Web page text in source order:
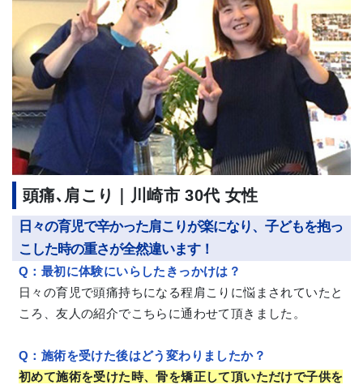
頭痛､肩こり｜川崎市 30代 女性
日々の育児で辛かった肩こりが楽になり、子どもを抱っ
こした時の重さが全然違います！
Q：最初に体験にいらしたきっかけは？
日々の育児で頭痛持ちになる程肩こりに悩まされていたと
ころ、友人の紹介でこちらに通わせて頂きました。
Q ： 施術を受けた後はどう変わりましたか？
初めて施術を受けた時、骨を矯正して頂いただけで子供を